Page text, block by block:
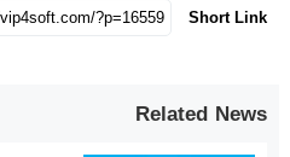
Short Link
Related News